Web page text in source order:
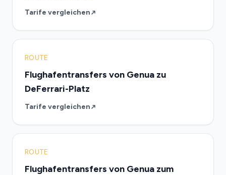
Tarife vergleichen
ROUTE
Flughafentransfers von Genua zu
DeFerrari-Platz
Tarife vergleichen
ROUTE
Flughafentransfers von Genua zum